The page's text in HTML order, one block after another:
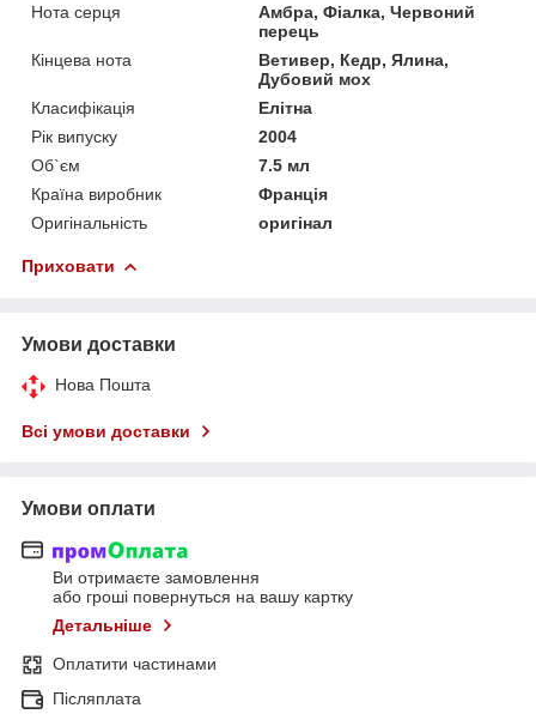
Нота серця
Амбра, Фіалка, Червоний
перець
Кінцева нота
Ветивер, Кедр, Ялина,
Дубовий мох
Класифікація
Елітна
Рік випуску
2004
Об`єм
7.5 мл
Країна виробник
Франція
Оригінальність
оригінал
Приховати
Умови доставки
Нова Пошта
Всі умови доставки
Умови оплати
Ви отримаєте замовлення
або гроші повернуться на вашу картку
Детальніше
Оплатити частинами
Післяплата